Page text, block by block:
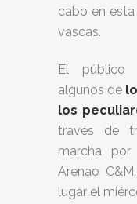
cabo en
vascas.
El público
algunos de
los
través de
marcha
Arenao
lugar el